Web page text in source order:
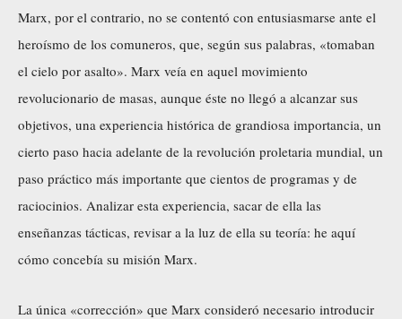
Marx, por el contrario, no se contentó con entusiasmarse ante el
heroísmo de los comuneros, que, según sus palabras, «tomaban
el cielo por asalto». Marx veía en aquel movimiento
revolucionario de masas, aunque éste no llegó a alcanzar sus
objetivos, una experiencia histórica de grandiosa importancia, un
cierto paso hacia adelante de la revolución proletaria mundial, un
paso práctico más importante que cientos de programas y de
raciocinios. Analizar esta experiencia, sacar de ella las
enseñanzas tácticas, revisar a la luz de ella su teoría: he aquí
cómo concebía su misión Marx.
La única «corrección» que Marx consideró necesario introducir